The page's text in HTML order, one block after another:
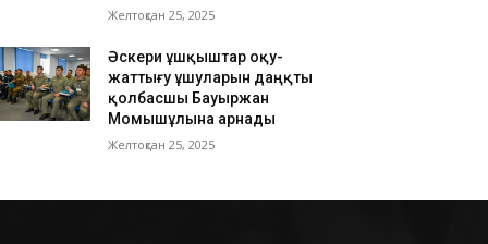
Желтоқсан 25, 2025
Әскери ұшқыштар оқу-
жаттығу ұшуларын даңқты
қолбасшы Бауыржан
Момышұлына арнады
Желтоқсан 25, 2025